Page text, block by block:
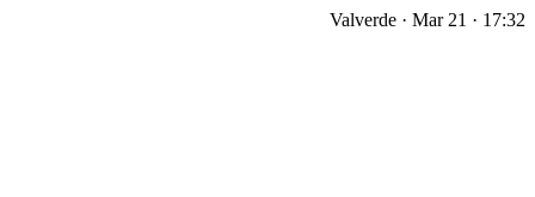
Valverde · Mar 21 · 17:32